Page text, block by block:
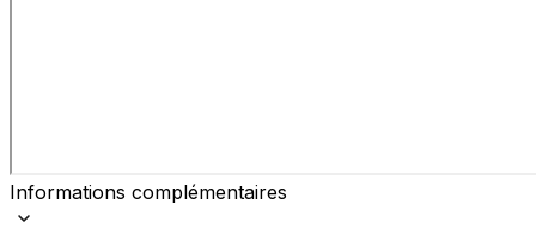
Informations complémentaires